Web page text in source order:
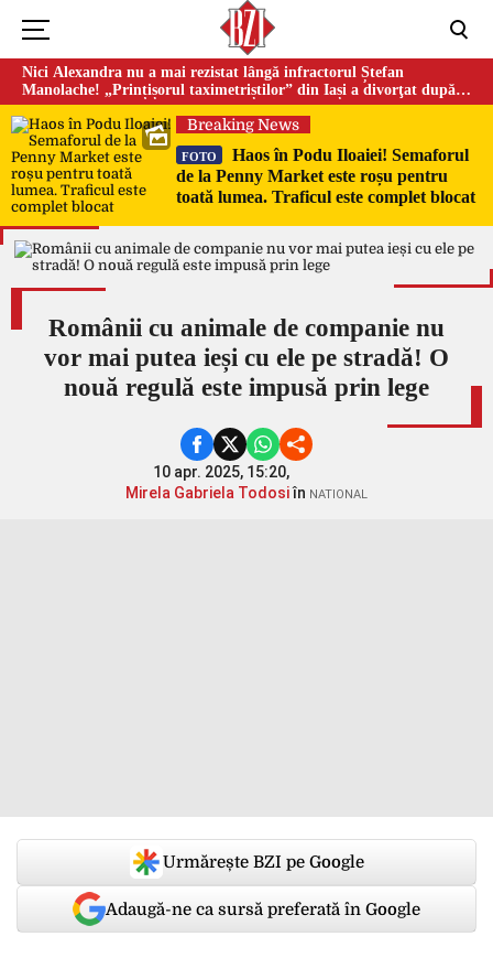
Nici Alexandra nu a mai rezistat lângă infractorul Ștefan
Manolache! „Prințișorul taximetriștilor” din Iași a divorţat după
doi ani de căsnicie
Breaking News
FOTO
Haos în Podu Iloaiei! Semaforul
de la Penny Market este roșu pentru
toată lumea. Traficul este complet blocat
Românii cu animale de companie nu
vor mai putea ieși cu ele pe stradă! O
nouă regulă este impusă prin lege
10 apr. 2025, 15:20,
Mirela Gabriela Todosiîn NATIONAL
Urmărește BZI pe Google
Adaugă-ne ca sursă preferată în Google